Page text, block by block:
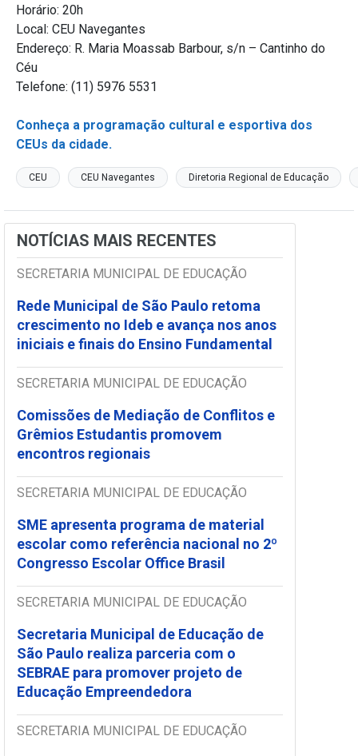
Horário: 20h
Local: CEU Navegantes
Endereço: R. Maria Moassab Barbour, s/n – Cantinho do
Céu
Telefone: (11) 5976 5531
Conheça a programação cultural e esportiva dos
CEUs da cidade.
CEU CEU Navegantes Diretoria Regional de Educação
NOTÍCIAS MAIS RECENTES
SECRETARIA MUNICIPAL DE EDUCAÇÃO
Rede Municipal de São Paulo retoma
crescimento no Ideb e avança nos anos
iniciais e finais do Ensino Fundamental
SECRETARIA MUNICIPAL DE EDUCAÇÃO
Comissões de Mediação de Conflitos e
Grêmios Estudantis promovem
encontros regionais
SECRETARIA MUNICIPAL DE EDUCAÇÃO
SME apresenta programa de material
escolar como referência nacional no 2º
Congresso Escolar Office Brasil
SECRETARIA MUNICIPAL DE EDUCAÇÃO
Secretaria Municipal de Educação de
São Paulo realiza parceria com o
SEBRAE para promover projeto de
Educação Empreendedora
SECRETARIA MUNICIPAL DE EDUCAÇÃO